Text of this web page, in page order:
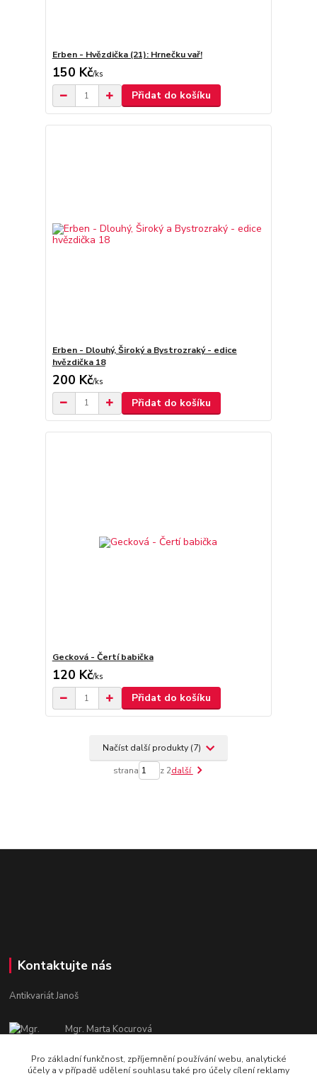
Erben - Hvězdička (21): Hrnečku vař!
150 Kč/ks
Přidat do košíku
Erben - Dlouhý, Široký a Bystrozraký - edice
hvězdička 18
200 Kč/ks
Přidat do košíku
Gecková - Čertí babička
120 Kč/ks
Přidat do košíku
Načíst další produkty (7)
strana z 2další
Kontaktujte nás
Antikvariát Janoš
Mgr. Marta Kocurová
Po - Pá: 9:00 - 15:00
Pro základní funkčnost, zpříjemnění používání webu, analytické
účely a v případě udělení souhlasu také pro účely cílení reklamy